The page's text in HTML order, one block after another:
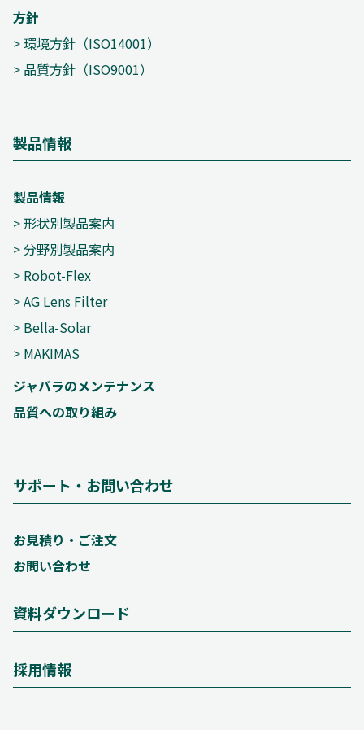
方針
>環境方針（ISO14001）
> 品質方針（ISO9001）
製品情報
製品情報
>形状別製品案内
>分野別製品案内
> Robot-Flex
>AG Lens Filter
> Bella-Solar
> MAKIMAS
ジャバラのメンテナンス
品質への取り組み
サポート・お問い合わせ
お見積り・ご注文
お問い合わせ
資料ダウンロード
採用情報